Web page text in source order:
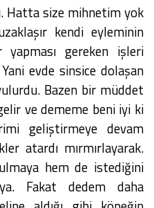
Hatta size mihnetim yok
kendi eyleminin
yapması gereken işleri
evde sinsice dolaşan
Bazen bir müddet
ve dememe beni iyi ki
geliştirmeye devam
atardı mırmırlayarak.
hem de istediğini
Fakat dedem daha